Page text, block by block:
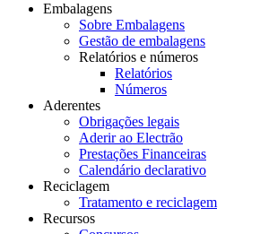
Embalagens
Sobre Embalagens
Gestão de embalagens
Relatórios e números
Relatórios
Números
Aderentes
Obrigações legais
Aderir ao Electrão
Prestações Financeiras
Calendário declarativo
Reciclagem
Tratamento e reciclagem
Recursos